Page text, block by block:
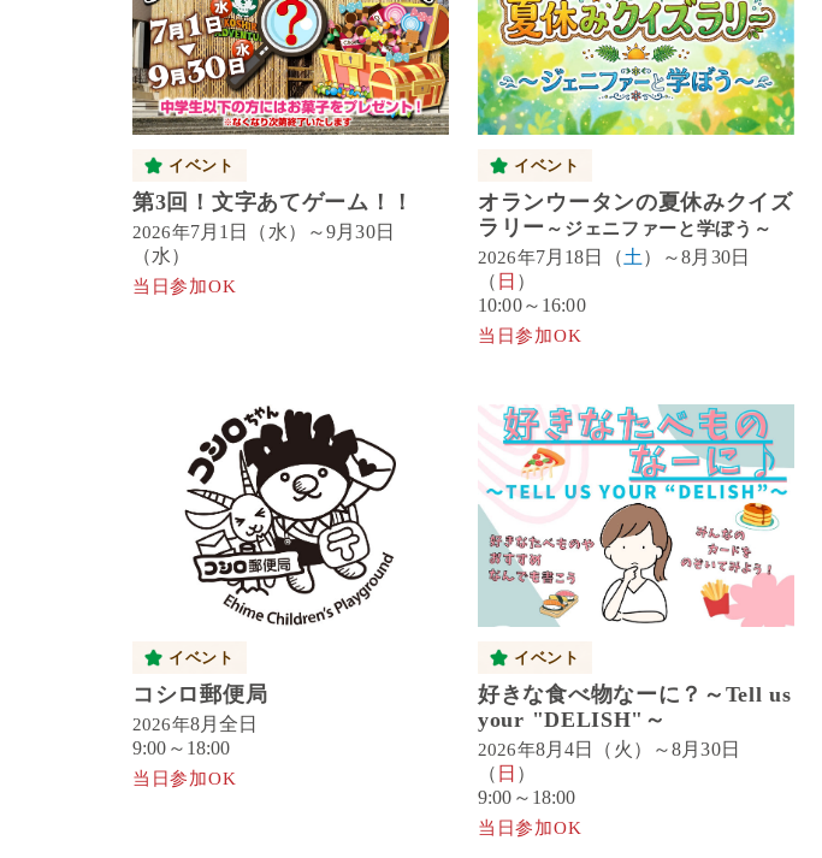
イベント
第3回！文字あてゲーム！！
2026年7月1日（水）～9月30日
（水）
当日参加OK
イベント
オランウータンの夏休みクイズ
ラリー ～ジェニファーと学ぼう～
2026年7月18日（土 ）～8月30日
（ 日 ）
10:00～16:00
当日参加OK
イベント
コシロ郵便局
2026年8月全日
9:00～18:00
当日参加OK
イベント
好きな食べ物なーに？～Tell us
your "DELISH"～
2026年8月4日（火）～8月30日
（ 日 ）
9:00～18:00
当日参加OK